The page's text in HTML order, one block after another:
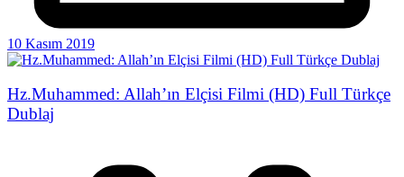
10 Kasım 2019
Hz.Muhammed: Allah’ın Elçisi Filmi (HD) Full Türkçe
Dublaj